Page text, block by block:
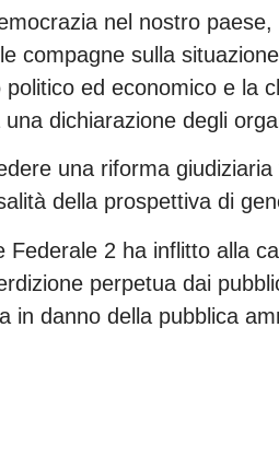
nel nostro paese,
compagne sulla
ed economico e la
dichiarazione degli
una riforma
della prospettiva di
2 ha inflitto alla
perpetua dai
in danno della pubblica